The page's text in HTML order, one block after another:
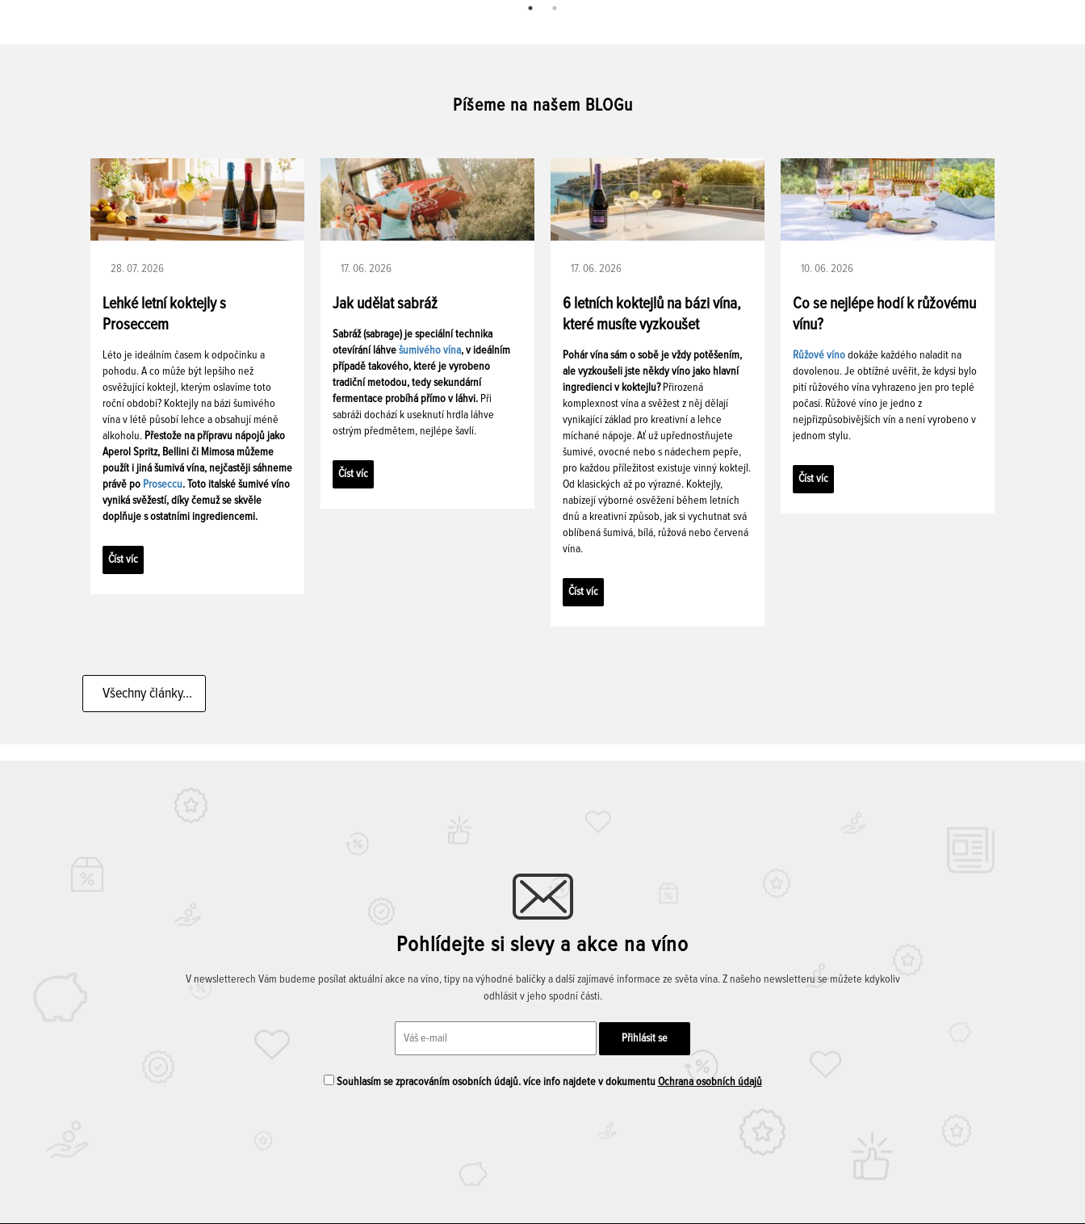
Píšeme na našem BLOGu
28. 07. 2026
Lehké letní koktejly s
Proseccem
Léto je ideálním časem k odpočinku a
pohodu. A co může být lepšího než
osvěžující koktejl, kterým oslavíme toto
roční období? Koktejly na bázi šumivého
vína v létě působí lehce a obsahují méně
alkoholu. Přestože na přípravu nápojů jako
Aperol Spritz, Bellini či Mimosa můžeme
použít i jiná šumivá vína, nejčastěji sáhneme
právě po Proseccu. Toto italské šumivé víno
vyniká svěžestí, díky čemuž se skvěle
doplňuje s ostatními ingrediencemi.
Číst víc
17. 06. 2026
Jak udělat sabráž
Sabráž (sabrage) je speciální technika
otevírání láhve šumivého vína, v ideálním
případě takového, které je vyrobeno
tradiční metodou, tedy sekundární
fermentace probíhá přímo v láhvi. Při
sabráži dochází k useknutí hrdla láhve
ostrým předmětem, nejlépe šavlí.
Číst víc
17. 06. 2026
6 letních koktejlů na bázi vína,
které musíte vyzkoušet
Pohár vína sám o sobě je vždy potěšením,
ale vyzkoušeli jste někdy víno jako hlavní
ingredienci v koktejlu? Přirozená
komplexnost vína a svěžest z něj dělají
vynikající základ pro kreativní a lehce
míchané nápoje. Ať už upřednostňujete
šumivé, ovocné nebo s nádechem pepře,
pro každou příležitost existuje vinný koktejl.
Od klasických až po výrazné. Koktejly,
nabízejí výborné osvěžení během letních
dnů a kreativní způsob, jak si vychutnat svá
oblíbená šumivá, bílá, růžová nebo červená
vína.
Číst víc
10. 06. 2026
Co se nejlépe hodí k růžovému
vínu?
Růžové víno dokáže každého naladit na
dovolenou. Je obtížné uvěřit, že kdysi bylo
pití růžového vína vyhrazeno jen pro teplé
počasí. Růžové víno je jedno z
nejpřizpůsobivějších vín a není vyrobeno v
jednom stylu.
Číst víc
Všechny články...
Pohlídejte si slevy a akce na víno
V newsletterech Vám budeme posílat aktuální akce na víno, tipy na výhodné balíčky a další zajímavé informace ze světa vína. Z našeho newsletteru se můžete kdykoliv
odhlásit v jeho spodní části.
Souhlasím se zpracováním osobních údajů. více info najdete v dokumentu Ochrana osobních údajů